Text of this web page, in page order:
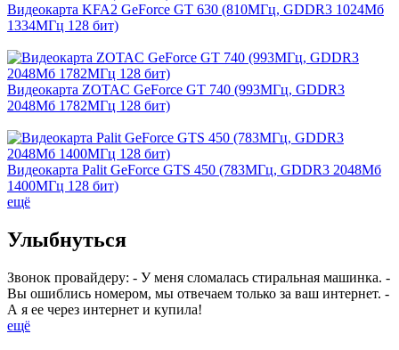
Видеокарта KFA2 GeForce GT 630 (810МГц, GDDR3 1024Мб
1334МГц 128 бит)
Видеокарта ZOTAC GeForce GT 740 (993МГц, GDDR3
2048Мб 1782МГц 128 бит)
Видеокарта Palit GeForce GTS 450 (783МГц, GDDR3 2048Мб
1400МГц 128 бит)
ещё
Улыбнуться
Звонок провайдеру: - У меня сломалась стиральная машинка. -
Вы ошиблись номером, мы отвечаем только за ваш интернет. -
А я ее через интернет и купила!
ещё